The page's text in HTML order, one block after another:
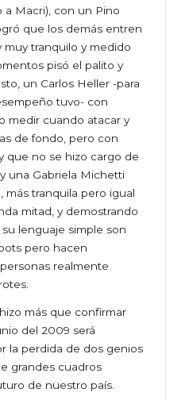
a Macri), con un Pino
que los demás entren
muy tranquilo y medido
pisó el palito y
un Carlos Heller -para
tuvo- con
medir cuando atacar y
de fondo, pero con
que no se hizo cargo de
una Gabriela Michetti
más tranquila pero igual
mitad, y demostrando
lenguaje simple son
pero hacen
realmente
más que confirmar
del 2009 será
la perdida de dos genios
grandes cuadros
de nuestro país.